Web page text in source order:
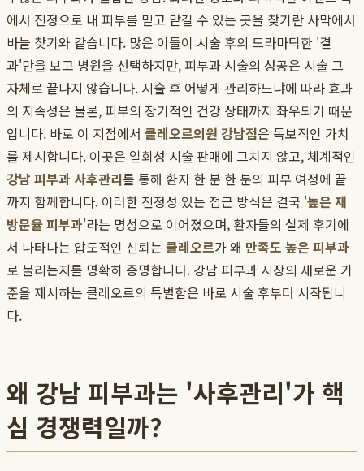
에서 진정으로 내 피부를 믿고 맡길 수 있는 곳을 찾기란 사막에서
바늘 찾기와 같습니다. 많은 이들이 시술 후의 드라마틱한 '결
과'만을 보고 병원을 선택하지만, 피부과 시술의 성공은 시술 그
자체로 끝나지 않습니다. 시술 후 어떻게 관리하느냐에 따라 효과
의 지속성은 물론, 피부의 장기적인 건강 상태까지 좌우되기 때문
입니다. 바로 이 지점에서 클레오르의원 강남점은 독보적인 가치
를 제시합니다. 이곳은 일회성 시술 판매에 그치지 않고, 체계적인
강남 피부과 사후관리를 통해 환자 한 분 한 분의 피부 여정에 끝
까지 함께합니다. 이러한 진정성 있는 접근 방식은 결국 '높은 재
방문율 피부과'라는 명성으로 이어졌으며, 환자들의 실제 후기에
서 나타나는 압도적인 신뢰는 클레오르가 왜 만족도 높은 피부과
로 불리는지를 명확히 증명합니다. 강남 피부과 시장의 새로운 기
준을 제시하는 클레오르의 특별함은 바로 시술 후부터 시작됩니
다.
왜 강남 피부과는 '사후관리'가 핵
심 경쟁력일까?